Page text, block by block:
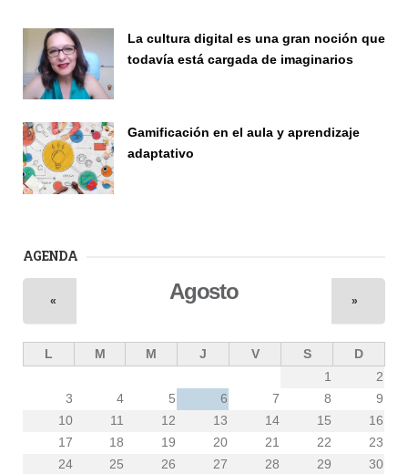
La cultura digital es una gran noción que
todavía está cargada de imaginarios
Gamificación en el aula y aprendizaje
adaptativo
AGENDA
Agosto
« »
L M M J V S
D
1
2
3
4 5 6 7 8
9
10
11 12 13 14 15
16
17
18 19 20 21 22
23
24
25 26 27 28 29
30